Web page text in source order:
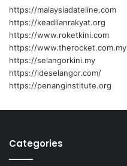
a
n
g
a
n
https://malaysiadateline.com
https://keadilanrakyat.org
https://www.roketkini.com
https://www.therocket.com.my
https://selangorkini.my
https://ideselangor.com/
https://penanginstitute.org
Categories